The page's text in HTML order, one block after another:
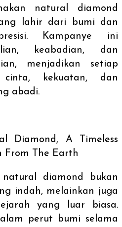
natural diamond
lahir dari bumi dan
Kampanye ini
keabadian, dan
menjadikan setiap
cinta, kekuatan, dan
abadi.
Diamond, A Timeless
From The Earth
natural diamond
bukan
indah, melainkan juga
yang luar biasa.
perut bumi selama